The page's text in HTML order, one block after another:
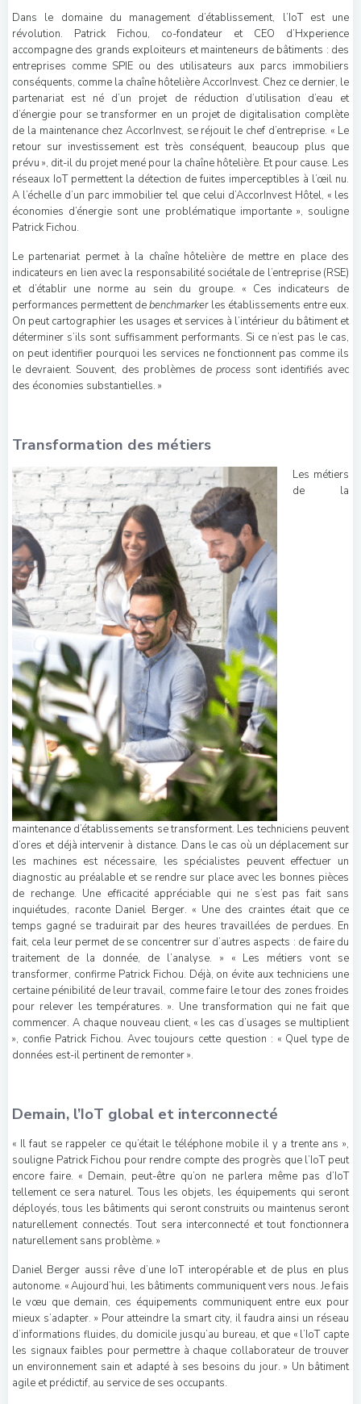
Dans le domaine du management d’établissement, l’IoT est une
révolution. Patrick Fichou, co-fondateur et CEO d’Hxperience
accompagne des grands exploiteurs et mainteneurs de bâtiments : des
entreprises comme SPIE ou des utilisateurs aux parcs immobiliers
conséquents, comme la chaîne hôtelière AccorInvest. Chez ce dernier, le
partenariat est né d’un projet de réduction d’utilisation d’eau et
d’énergie pour se transformer en un projet de digitalisation complète
de la maintenance chez AccorInvest, se réjouit le chef d’entreprise. « Le
retour sur investissement est très conséquent, beaucoup plus que
prévu », dit-il du projet mené pour la chaîne hôtelière. Et pour cause. Les
réseaux IoT permettent la détection de fuites imperceptibles à l’œil nu.
A l’échelle d’un parc immobilier tel que celui d’AccorInvest Hôtel, « les
économies d’énergie sont une problématique importante », souligne
Patrick Fichou.
Le partenariat permet à la chaîne hôtelière de mettre en place des
indicateurs en lien avec la responsabilité sociétale de l’entreprise (RSE)
et d’établir une norme au sein du groupe. « Ces indicateurs de
performances permettent debenchmarkerles établissements entre eux.
On peut cartographier les usages et services à l’intérieur du bâtiment et
déterminer s’ils sont suffisamment performants. Si ce n’est pas le cas,
on peut identifier pourquoi les services ne fonctionnent pas comme ils
le devraient. Souvent, des problèmes deprocess sont identifiés avec
des économies substantielles. »
Transformation des métiers
Les métiers
de la
maintenance d’établissements se transforment. Les techniciens peuvent
d’ores et déjà intervenir à distance. Dans le cas où un déplacement sur
les machines est nécessaire, les spécialistes peuvent effectuer un
diagnostic au préalable et se rendre sur place avec les bonnes pièces
de rechange. Une efficacité appréciable qui ne s’est pas fait sans
inquiétudes, raconte Daniel Berger. « Une des craintes était que ce
temps gagné se traduirait par des heures travaillées de perdues. En
fait, cela leur permet de se concentrer sur d’autres aspects : de faire du
traitement de la donnée, de l’analyse. » « Les métiers vont se
transformer, confirme Patrick Fichou. Déjà, on évite aux techniciens une
certaine pénibilité de leur travail, comme faire le tour des zones froides
pour relever les températures. ». Une transformation qui ne fait que
commencer. A chaque nouveau client, « les cas d’usages se multiplient
», confie Patrick Fichou. Avec toujours cette question : « Quel type de
données est-il pertinent de remonter ».
Demain, l’IoT global et interconnecté
« Il faut se rappeler ce qu’était le téléphone mobile il y a trente ans »,
souligne Patrick Fichou pour rendre compte des progrès que l’IoT peut
encore faire. « Demain, peut-être qu’on ne parlera même pas d’IoT
tellement ce sera naturel. Tous les objets, les équipements qui seront
déployés, tous les bâtiments qui seront construits ou maintenus seront
naturellement connectés. Tout sera interconnecté et tout fonctionnera
naturellement sans problème. »
Daniel Berger aussi rêve d’une IoT interopérable et de plus en plus
autonome. « Aujourd’hui, les bâtiments communiquent vers nous. Je fais
le vœu que demain, ces équipements communiquent entre eux pour
mieux s’adapter. » Pour atteindre la smart city, il faudra ainsi un réseau
d’informations fluides, du domicile jusqu’au bureau, et que « l’IoT capte
les signaux faibles pour permettre à chaque collaborateur de trouver
un environnement sain et adapté à ses besoins du jour. » Un bâtiment
agile et prédictif, au service de ses occupants.